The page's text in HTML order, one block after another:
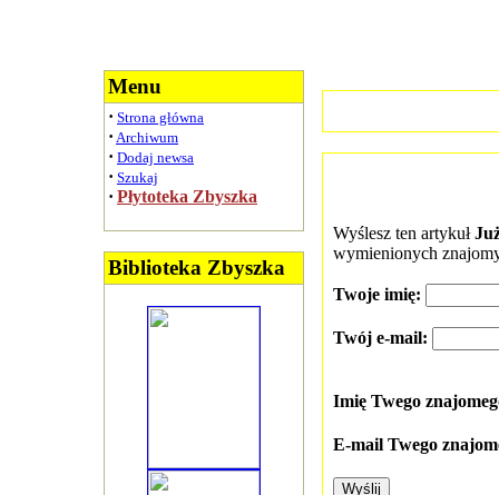
Menu
· Strona główna
· Archiwum
· Dodaj newsa
· Szukaj
· Płytoteka Zbyszka
Biblioteka Zbyszka
Wyślesz ten artykuł
wymienionych
Twoje imię:
Twój e-mail:
Imię Twego
E-mail Twego